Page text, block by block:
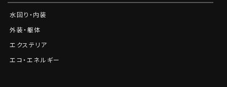
水回り・内装
外装・躯体
エクステリア
エコ・エネルギー